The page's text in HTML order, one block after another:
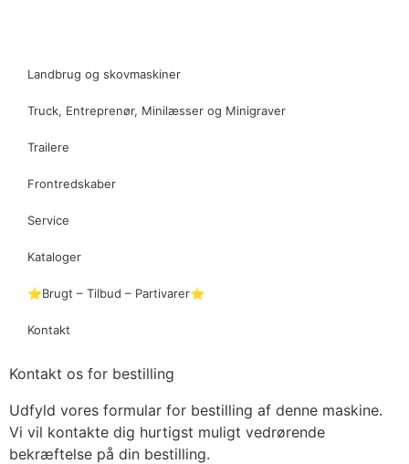
Landbrug og skovmaskiner
Truck, Entreprenør, Minilæsser og Minigraver
Trailere
Frontredskaber
Service
Kataloger
⭐Brugt – Tilbud – Partivarer⭐
Kontakt
Kontakt os for bestilling
Udfyld vores formular for bestilling af denne maskine.
Vi vil kontakte dig hurtigst muligt vedrørende
bekræftelse på din bestilling.